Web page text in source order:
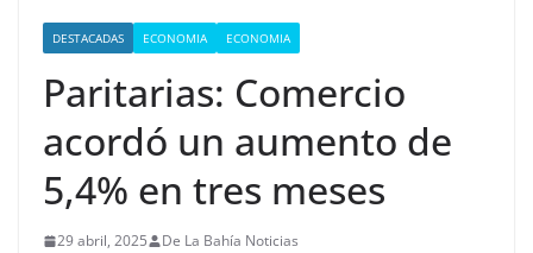
DESTACADAS ECONOMIA ECONOMIA
Paritarias: Comercio
acordó un aumento de
5,4% en tres meses
29 abril, 2025 De La Bahía Noticias